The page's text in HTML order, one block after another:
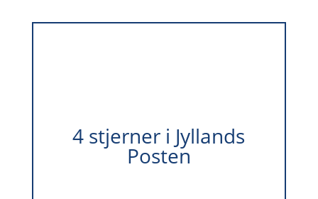
4 stjerner i Jyllands
Posten